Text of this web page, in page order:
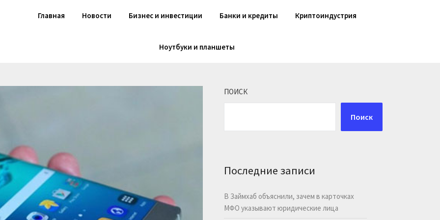
Главная Новости Бизнес и инвестиции Банки и кредиты Криптоиндустрия
Ноутбуки и планшеты
ПОИСК
Поиск
Последние записи
В Займхаб объяснили, зачем в карточках
МФО указывают юридические лица